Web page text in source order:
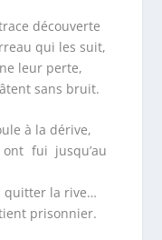
découverte
qui les suit,
leur perte,
sans bruit.
à la dérive,
fui jusqu’au
quitter la rive…
prisonnier.